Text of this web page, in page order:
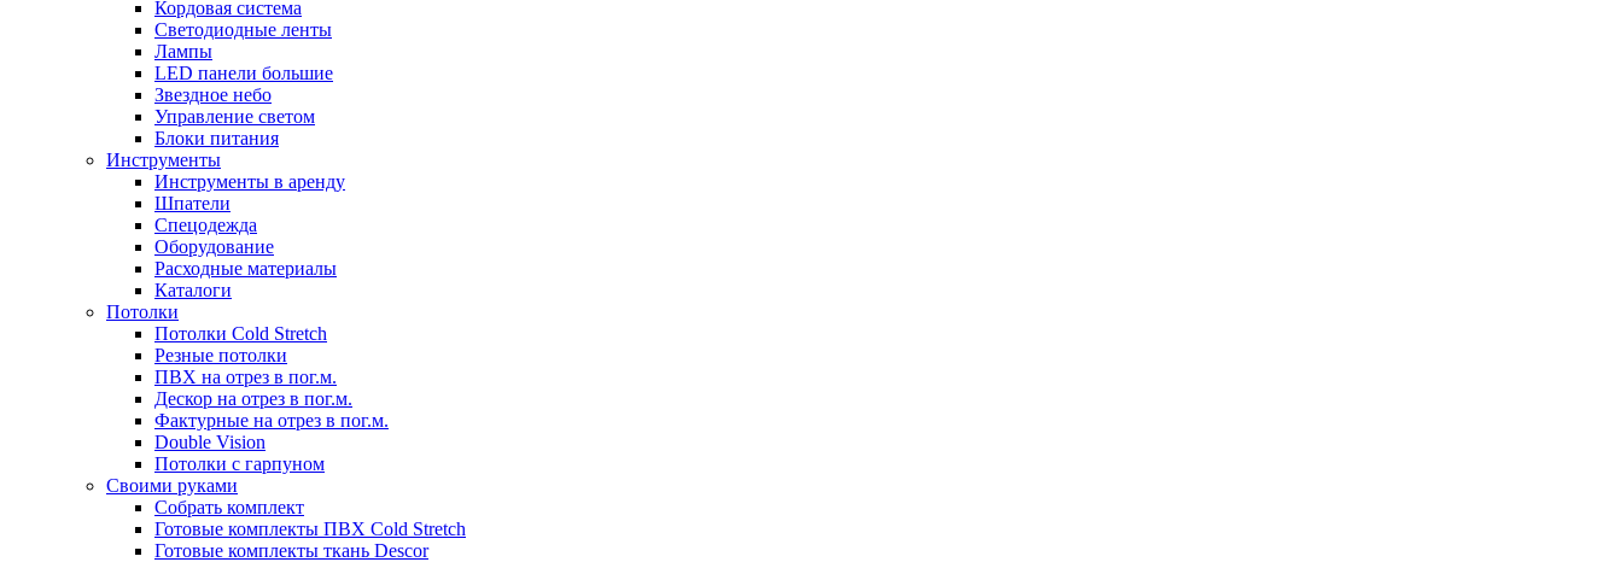
Кордовая система
Светодиодные ленты
Лампы
LED панели большие
Звездное небо
Управление светом
Блоки питания
Инструменты
Инструменты в аренду
Шпатели
Спецодежда
Оборудование
Расходные материалы
Каталоги
Потолки
Потолки Cold Stretch
Резные потолки
ПВХ на отрез в пог.м.
Дескор на отрез в пог.м.
Фактурные на отрез в пог.м.
Double Vision
Потолки с гарпуном
Своими руками
Собрать комплект
Готовые комплекты ПВХ Cold Stretch
Готовые комплекты ткань Descor